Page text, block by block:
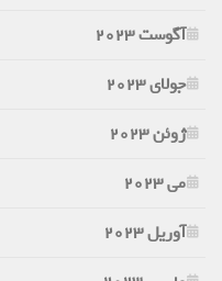
آگوست 2023
جولای 2023
ژوئن 2023
می 2023
آوریل 2023